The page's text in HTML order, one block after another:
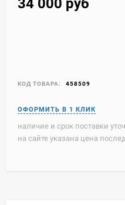
34 000 руб
КОД ТОВАРА: 458509
наличие и срок поставки
на сайте указана цена